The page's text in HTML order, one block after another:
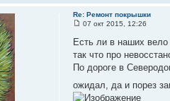
Re: Ремонт покрышки
07 окт 2015, 12:26
Есть ли в наших вело
так что про
По дороге в
ожидал, да и порез